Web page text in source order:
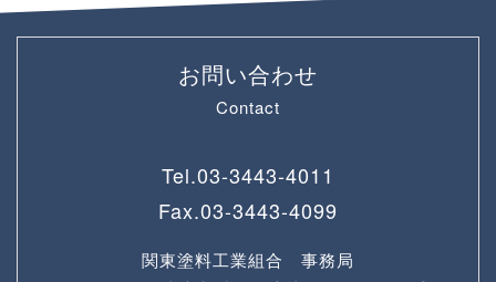
お問い合わせ
Contact
Tel.03-3443-4011
Fax.03-3443-4099
関東塗料工業組合 事務局